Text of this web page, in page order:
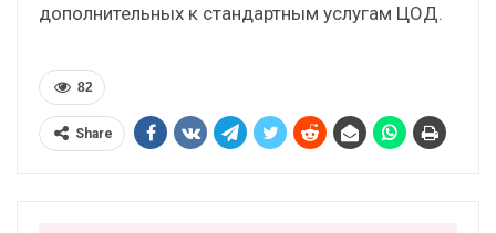
дополнительных к стандартным услугам ЦОД.
82
Share